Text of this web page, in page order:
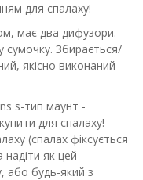
для спалаху!
має два дифузори.
сумочку. Збирається/
якісно виконаний
s-тип маунт -
для спалаху!
(спалах фіксується
як цей
або будь-який з